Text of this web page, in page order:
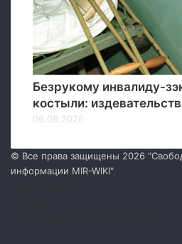
Безрукому инвалиду-
костыли:
06.08.2026
© Все права защищены 2026
информации MIR-WIKI"